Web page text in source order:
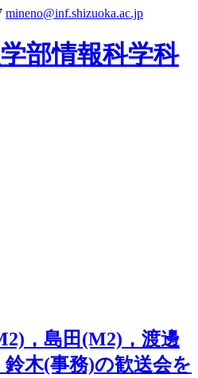
mineno@inf.shizuoka.ac.jp
部情報科学科
，島田(M2)，渡邊
木(事務)の歓送会を